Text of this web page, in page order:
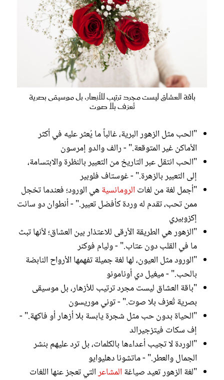
باقة العشاق ليست مجرد ترتيب للأزهار، بل موسيقى بصرية
تُعزف بلا صوت
"الحب مثل الزهور البرية، غالباً ما يُعثر عليه في أكثر
الأماكن غير المتوقعة." - رالف والدو إمرسون
"الحب انتقل عبر التاريخ من التعبير بالنظرة والابتسامة،
إلى التعبير بالزهرة." - غوستاف فلوبير
"أجمل لغة من لغات الرومانسيةهي الورود؛ فعندما تخجل
ممن تحب، تقدم له وردة كأفضل تعبير." - أنطوان دو سانت
إكزوبيري
"الزهور هي الطريقة الأرقى للاعتذار بين العشاق؛ لأنها تبث
ما في القلب دون عتاب." - وليام فوكنر
"الورود مثل العيون، لها لغة جميلة تفهمها الأرواح النابضة
بالحب." - ميغيل دي أونامونو
"باقة العشاق ليست مجرد ترتيب للأزهار، بل موسيقى
بصرية تُعزف بلا صوت." - توني موريسون
"الحياة بدون حب مثل شجرة يابسة بلا أزهار أو فاكهة." -
إف سكات فيتزجيرالد
"الوردة لا تجيب أعداءها بالكلمات، بل ترد عليهم بنشر
الجمال والعطر." - ماتشونا دهليوايو
"لغة الزهور تعيد صياغة المشاعرالتي تعجز عنها اللغات